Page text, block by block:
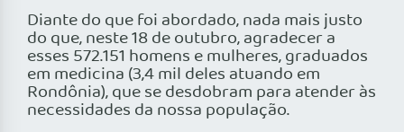
Diante do que foi abordado, nada mais justo
do que, neste 18 de outubro, agradecer a
esses 572.151 homens e mulheres, graduados
em medicina (3,4 mil deles atuando em
Rondônia), que se desdobram para atender às
necessidades da nossa população.